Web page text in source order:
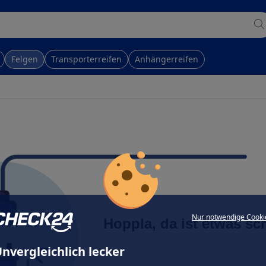
Nur notwendige
lecker
Felgen Transporterreifen Anhängerreifen
Hoppla, da ist etwas